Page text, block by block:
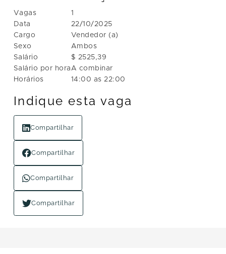
Vagas
Data
Cargo
Sexo
Salário
Salário por hora
Horários
1
22/10/2025
Vendedor (a)
Ambos
$ 2525,39
A combinar
14:00 as 22:00
Indique esta vaga
Compartilhar
Compartilhar
Compartilhar
Compartilhar